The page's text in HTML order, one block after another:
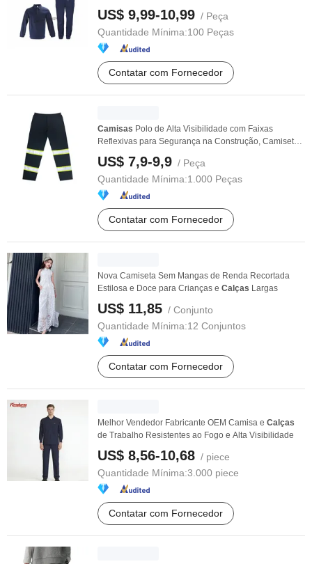
US$ 9,99-10,99 / Peça
Quantidade Mínima:100 Peças
Contatar com Fornecedor
Camisas Polo de Alta Visibilidade com Faixas
Reflexivas para Segurança na Construção, Camiseta
US$ 7,9-9,9 / Peça
Quantidade Mínima:1.000 Peças
Contatar com Fornecedor
Nova Camiseta Sem Mangas de Renda Recortada
Estilosa e Doce para Crianças e Calças Largas
US$ 11,85 / Conjunto
Quantidade Mínima:12 Conjuntos
Contatar com Fornecedor
Melhor Vendedor Fabricante OEM Camisa e Calças
de Trabalho Resistentes ao Fogo e Alta Visibilidade
US$ 8,56-10,68 / piece
Quantidade Mínima:3.000 piece
Contatar com Fornecedor